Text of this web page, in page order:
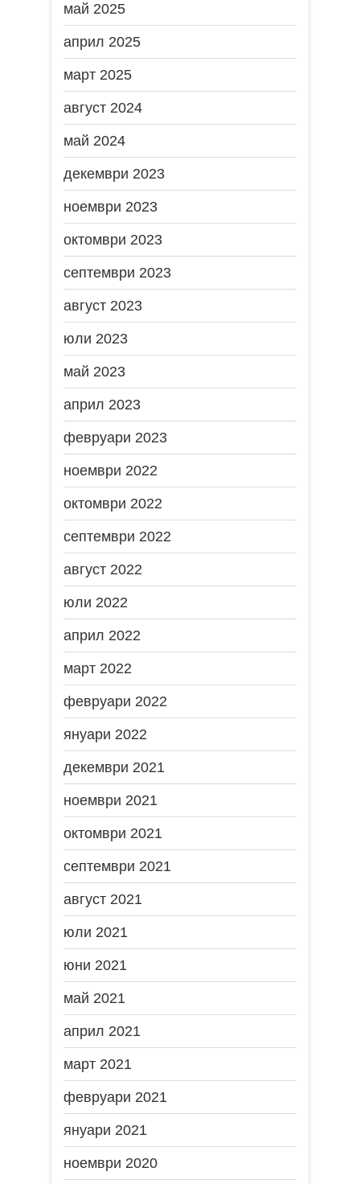
май 2025
април 2025
март 2025
август 2024
май 2024
декември 2023
ноември 2023
октомври 2023
септември 2023
август 2023
юли 2023
май 2023
април 2023
февруари 2023
ноември 2022
октомври 2022
септември 2022
август 2022
юли 2022
април 2022
март 2022
февруари 2022
януари 2022
декември 2021
ноември 2021
октомври 2021
септември 2021
август 2021
юли 2021
юни 2021
май 2021
април 2021
март 2021
февруари 2021
януари 2021
ноември 2020